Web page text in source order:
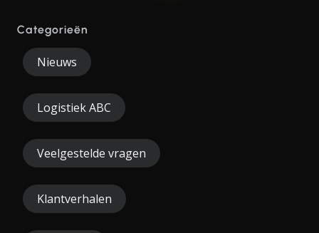
Categorieën
Nieuws
Logistiek ABC
Veelgestelde vragen
Klantverhalen